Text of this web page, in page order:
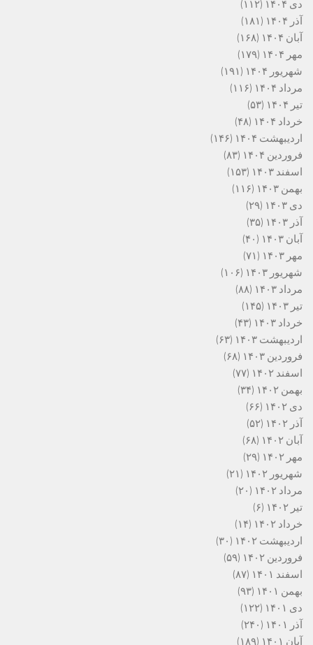
دی ۱۴۰۴
(۱۱۲)
آذر ۱۴۰۴
(۱۸۱)
آبان ۱۴۰۴
(۱۶۸)
مهر ۱۴۰۴
(۱۷۹)
شهریور ۱۴۰۴
(۱۹۱)
مرداد ۱۴۰۴
(۱۱۶)
تیر ۱۴۰۴
(۵۳)
خرداد ۱۴۰۴
(۴۸)
اردیبهشت ۱۴۰۴
(۱۴۶)
فروردین ۱۴۰۴
(۸۳)
اسفند ۱۴۰۳
(۱۵۳)
بهمن ۱۴۰۳
(۱۱۶)
دی ۱۴۰۳
(۲۹)
آذر ۱۴۰۳
(۳۵)
آبان ۱۴۰۳
(۴۰)
مهر ۱۴۰۳
(۷۱)
شهریور ۱۴۰۳
(۱۰۶)
مرداد ۱۴۰۳
(۸۸)
تیر ۱۴۰۳
(۱۴۵)
خرداد ۱۴۰۳
(۴۳)
اردیبهشت ۱۴۰۳
(۶۳)
فروردین ۱۴۰۳
(۶۸)
اسفند ۱۴۰۲
(۷۷)
بهمن ۱۴۰۲
(۳۴)
دی ۱۴۰۲
(۶۶)
آذر ۱۴۰۲
(۵۲)
آبان ۱۴۰۲
(۶۸)
مهر ۱۴۰۲
(۲۹)
شهریور ۱۴۰۲
(۲۱)
مرداد ۱۴۰۲
(۲۰)
تیر ۱۴۰۲
(۶)
خرداد ۱۴۰۲
(۱۴)
اردیبهشت ۱۴۰۲
(۳۰)
فروردین ۱۴۰۲
(۵۹)
اسفند ۱۴۰۱
(۸۷)
بهمن ۱۴۰۱
(۹۳)
دی ۱۴۰۱
(۱۲۲)
آذر ۱۴۰۱
(۲۴۰)
آبان ۱۴۰۱
(۱۸۹)